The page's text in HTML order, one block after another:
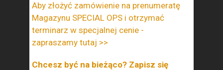
Aby złożyć zamówienie na prenumeratę
Magazynu SPECIAL OPS i otrzymać
terminarz w specjalnej cenie -
zapraszamy tutaj >>
Chcesz być na bieżąco? Zapisz się